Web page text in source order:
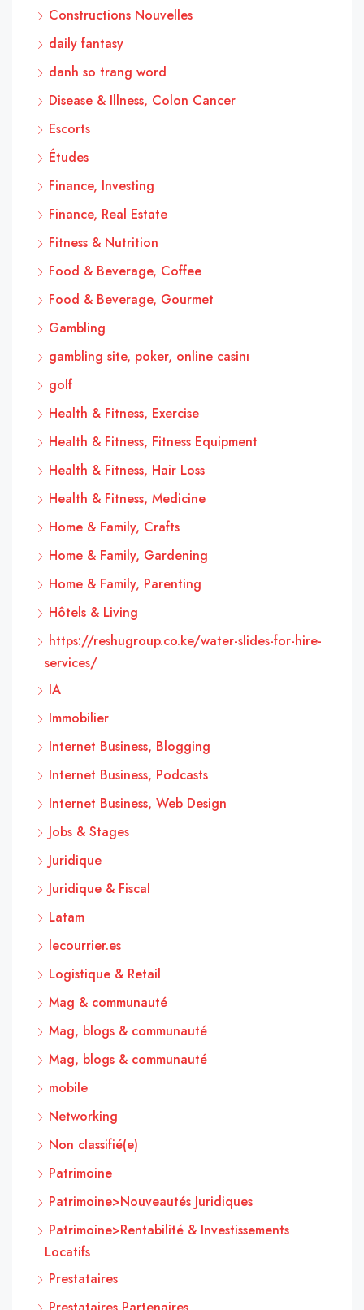
Constructions Nouvelles
daily fantasy
danh so trang word
Disease & Illness, Colon Cancer
Escorts
Études
Finance, Investing
Finance, Real Estate
Fitness & Nutrition
Food & Beverage, Coffee
Food & Beverage, Gourmet
Gambling
gambling site, poker, online casinı
golf
Health & Fitness, Exercise
Health & Fitness, Fitness Equipment
Health & Fitness, Hair Loss
Health & Fitness, Medicine
Home & Family, Crafts
Home & Family, Gardening
Home & Family, Parenting
Hôtels & Living
https://reshugroup.co.ke/water-slides-for-hire-
services/
IA
Immobilier
Internet Business, Blogging
Internet Business, Podcasts
Internet Business, Web Design
Jobs & Stages
Juridique
Juridique & Fiscal
Latam
lecourrier.es
Logistique & Retail
Mag & communauté
Mag, blogs & communauté
Mag, blogs & communauté
mobile
Networking
Non classifié(e)
Patrimoine
Patrimoine>Nouveautés Juridiques
Patrimoine>Rentabilité & Investissements
Locatifs
Prestataires